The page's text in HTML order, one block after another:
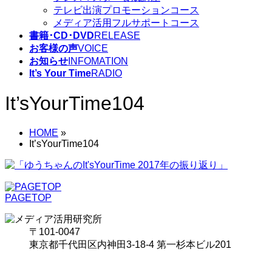
テレビ出演プロモーションコース
メディア活用フルサポートコース
書籍･CD･DVDRELEASE
お客様の声VOICE
お知らせ INFOMATION
It’s Your TimeRADIO
It’sYourTime104
HOME »
It’sYourTime104
PAGETOP
〒101-0047
東京都千代田区内神田3-18-4 第一杉本ビル201